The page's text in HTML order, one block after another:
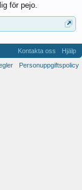
för pejo.
Kontakta oss
Hjälp
Personuppgiftspolicy